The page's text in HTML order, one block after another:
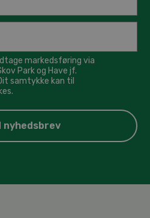
markedsføring via
Park og Have jf.
samtykke kan til
nyhedsbrev